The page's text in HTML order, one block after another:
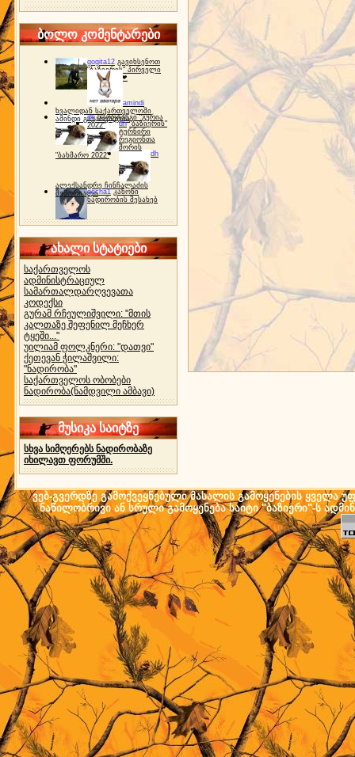
ბოლო კომენტარები
gogita12 გავიხსენოთ
"ბაზიერის" პირველი
ტურნირი ❤
amindi
ხვალიდან საქართველოში
ამინდი გაუარესდება
dh სპორტინგი "გურია
2022"
dh "ბაზიერის"
ტურნირი
რეგიონთა
შორის
"ბახმარო 2022"
dh
ალექსანდრე ჩინჩალაძის
მემორიალიgocha1 კანონი
ნადირობის შესახებ
ახალი სტატიები
საქართველოს
ადმინისტრაციულ
სამართალდარღვევათა
კოდექსი
გურამ რჩეულიშვილი: "მთის
კალთაზე შეფენილ მეჩხერ
ტყეში..."
უილიამ ფოლკნერი: "დათვი"
ქეთევან ჭილაშვილი:
"ნადირობა"
საქართველოს ობობები
ნადირობა(ნამდვილი ამბავი)
მუსიკა საიტზე
სხვა სიმღერებს ნადირობაზე
იხილავთ ფორუმში.
ვებ-გვერდზე გამოქვეყნებული მასალის გამოყენების ყველა
ნაწილობრივი ან სრული გამოყენება საიტი "ბაზიერი"-ს